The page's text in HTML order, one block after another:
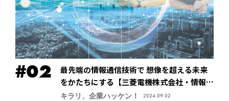
最先端の情報通信技術で 想像を超える未来
をかたちにする【三菱電機株式会社・情報技
術総合研究所】
キラリ、企業ハッケン！ 2024.09.02